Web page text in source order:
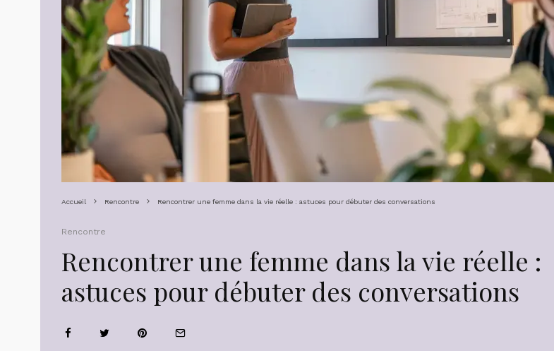
Accueil Rencontre Rencontrer une femme dans la vie réelle : astuces pour débuter des conversations
Rencontre
Rencontrer une femme dans la vie réelle :
astuces pour débuter des conversations